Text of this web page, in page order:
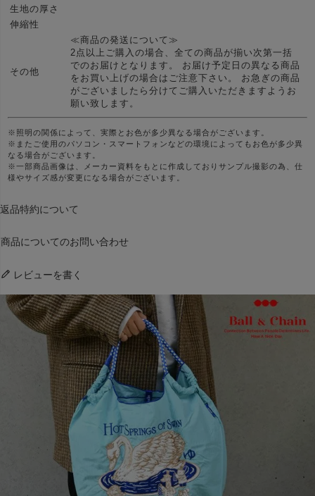
生地の厚さ
伸縮性
その他
≪商品の発送について≫
2点以上ご購入の場合、全ての商品が揃い次第一括
でのお届けとなります。 お届け予定日の異なる商品
をお買い上げの場合はご注意下さい。 お急ぎの商品
がございましたら分けてご購入いただきますようお
願い致します。
※照明の関係によって、実際とお色が多少異なる場合がございます。
※またご使用のパソコン・スマートフォンなどの環境によってもお色が多少異
なる場合がございます。
※一部商品画像は、メーカー資料をもとに作成しておりサンプル撮影の為、仕
様やサイズ感が変更になる場合がございます。
返品特約について
商品についてのお問い合わせ
レビューを書く